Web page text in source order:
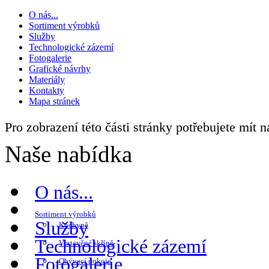
O nás...
Sortiment výrobků
Služby
Technologické zázemí
Fotogalerie
Grafické návrhy
Materiály
Kontakty
Mapa stránek
Pro zobrazení této části stránky potřebujete mít
Naše nabídka
O nás...
Sortiment výrobků
Kuchyně
Vestavěné skříně
Obývací pokoje
Služby
Technologické zázemí
Fotogalerie